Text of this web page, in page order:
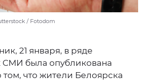
/ Fotodom
21 января, в ряде
СМИ была опубликована
что жители Белоярска